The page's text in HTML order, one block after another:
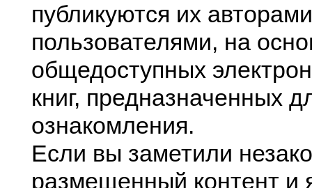
публикуются их
пользователями, на
общедоступных
книг, предназначенных
ознакомления.
Если вы заметили
размещенный контент и